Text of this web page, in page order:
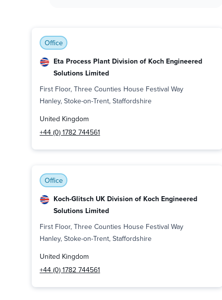
Office
Eta Process Plant Division of Koch Engineered
Solutions Limited
First Floor, Three Counties House Festival Way
Hanley, Stoke-on-Trent, Staffordshire
United Kingdom
+44 (0) 1782 744561
Office
Koch-Glitsch UK Division of Koch Engineered
Solutions Limited
First Floor, Three Counties House Festival Way
Hanley, Stoke-on-Trent, Staffordshire
United Kingdom
+44 (0) 1782 744561